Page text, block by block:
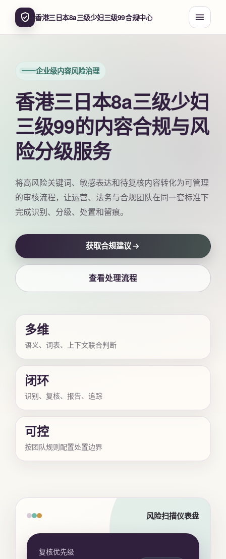
香港三日本8a三级少妇三级99合规中心
企业级内容风险治理
香港三日本8a三级少妇
三级99的内容合规与风
险分级服务
将高风险关键词、敏感表达和待复核内容转化为可管理
的审核流程，让运营、法务与合规团队在同一套标准下
完成识别、分级、处置和留痕。
获取合规建议
查看处理流程
多维
语义、词表、上下文联合判断
闭环
识别、复核、报告、追踪
可控
按团队规则配置处置边界
风险扫描仪表盘
复核优先级